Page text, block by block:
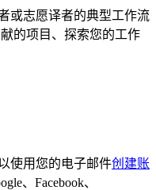
或志愿译者的典型工作流
的项目、探索您的工作
使用您的电子邮件创建账
、Facebook、